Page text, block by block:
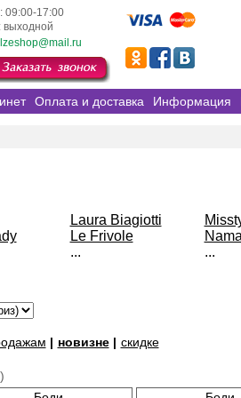
09:00-17:00
выходной
Оплата и доставка Информация
Laura Biagiotti
Le Frivole
...
...
| новизне| скидке